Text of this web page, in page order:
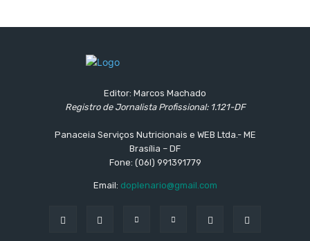
Editor: Marcos Machado
Registro de Jornalista Profissional: 1.121-DF
Panaceia Serviços Nutricionais e WEB Ltda.- ME
Brasília – DF
Fone: (06l) 991391779
Email: doplenario@gmail.com